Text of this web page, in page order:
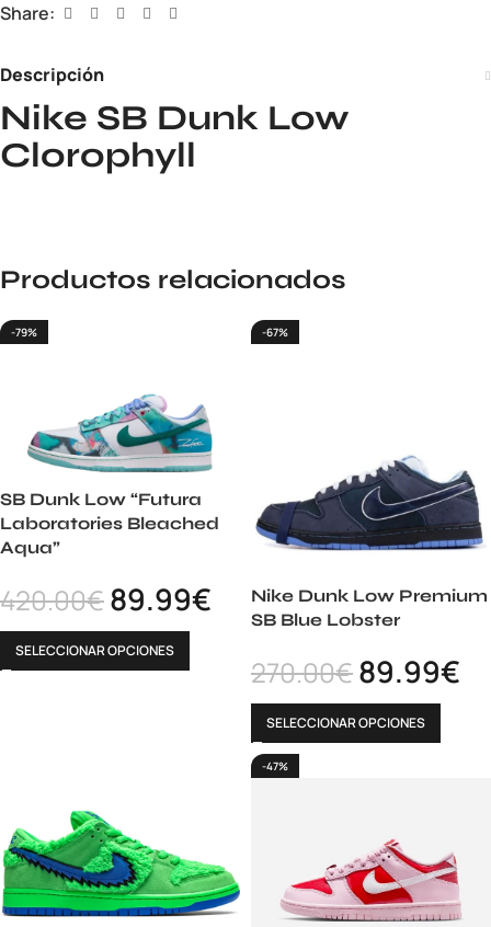
Share:
Descripción
Nike SB Dunk Low
Clorophyll
Productos relacionados
-79%
SB Dunk Low “Futura
Laboratories Bleached
Aqua”
420.00€89.99€
SELECCIONAR OPCIONES
-67%
Nike Dunk Low Premium
SB Blue Lobster
270.00€89.99€
SELECCIONAR OPCIONES
-47%